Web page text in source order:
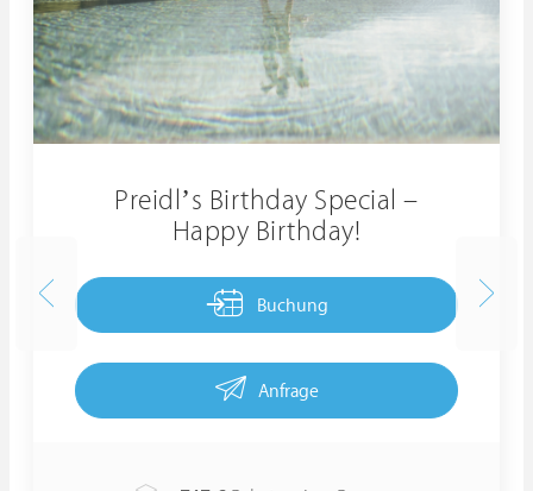
Preidl’s Birthday Special –
Happy Birthday!
Buchung
Anfrage